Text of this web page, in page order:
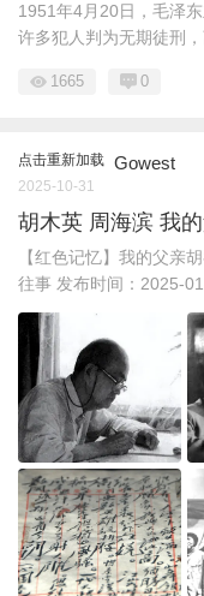
1951年4月20日，毛泽
许多犯人判为无期徒刑，
1665 0
点击重新加载 Gowest
2025-10-31
胡木英 周海滨 我
【红色记忆】我的父亲
往事 发布时间：2025-